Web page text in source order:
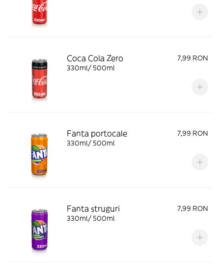
Coca Cola Zero
7,99 RON
330ml/ 500ml
Fanta portocale
7,99 RON
330ml/ 500ml
Fanta struguri
7,99 RON
330ml/ 500ml